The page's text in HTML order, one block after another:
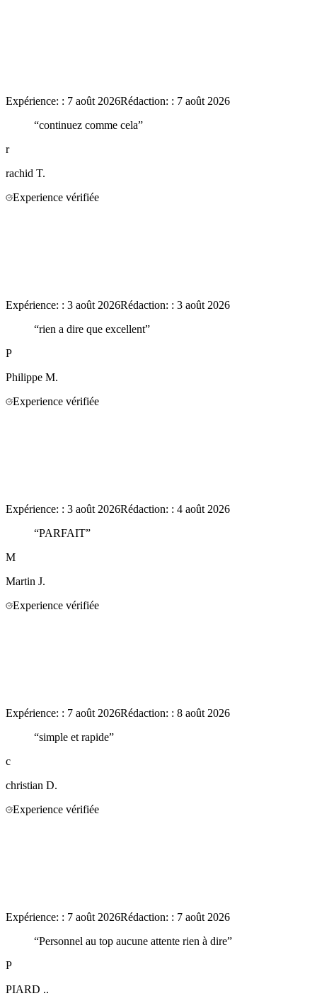
Expérience: : 7 août 2026Rédaction: : 7 août 2026
“continuez comme cela”
r
rachid T.
Experience vérifiée
Expérience: : 3 août 2026Rédaction: : 3 août 2026
“rien a dire que excellent”
P
Philippe M.
Experience vérifiée
Expérience: : 3 août 2026Rédaction: : 4 août 2026
“PARFAIT”
M
Martin J.
Experience vérifiée
Expérience: : 7 août 2026Rédaction: : 8 août 2026
“simple et rapide”
c
christian D.
Experience vérifiée
Expérience: : 7 août 2026Rédaction: : 7 août 2026
“Personnel au top aucune attente rien à dire”
P
PIARD ..